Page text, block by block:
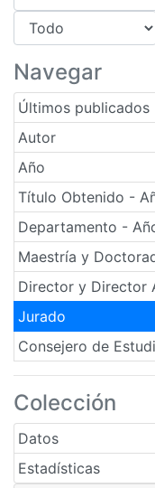
Navegar
Últimos publicados
Autor
Año
Título Obtenido -
Departamento -
Maestría y
Director y Director
Jurado
Consejero de
Colección
Datos
Estadísticas